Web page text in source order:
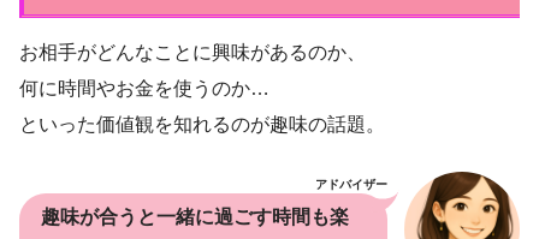
お相手がどんなことに興味があるのか、
何に時間やお金を使うのか…
といった価値観を知れるのが趣味の話題。
アドバイザー
趣味が合うと一緒に過ごす時間も楽